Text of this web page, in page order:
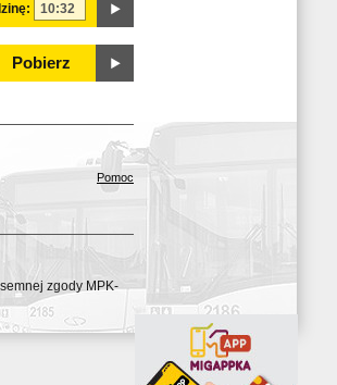
Pobierz
Pomoc
zgody MPK-